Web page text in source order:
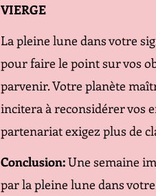
VIERGE
La pleine lune dans votre
pour faire le point sur vos
parvenir. Votre planète
incitera à reconsidérer vos
partenariat exigez plus de
Conclusion: Une semaine
par la pleine lune dans